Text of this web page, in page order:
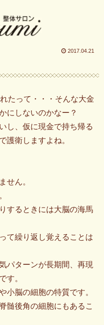
2017.04.21
たって・・・そんな大金
にしないのかなー？
し、仮に現金で持ち帰る
護衛しますよね。
せん。
するときには大脳の海馬
て繰り返し覚えることは
パターンが長期間、再現
す。
小脳の細胞の特質です。
髄後角の細胞にもあるこ